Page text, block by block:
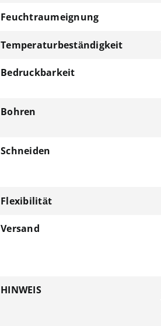
Feuchtraumeignung
Temperaturbeständigkeit
Bedruckbarkeit
Bohren
Schneiden
Flexibilität
Versand
HINWEIS